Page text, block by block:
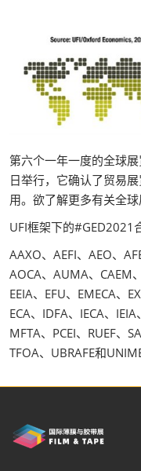
第六个一年一度的全球
日举行，它确认了贸易
用。欲了解更多有关全
UFI框架下的#GED2021
AAXO、AEFI、AEO、
AOCA、AUMA、CAEM、
EEIA、EFU、EMECA、
ECA、IDFA、IECA、IEIA
MFTA、PCEI、RUEF、
TFOA、UBRAFE和